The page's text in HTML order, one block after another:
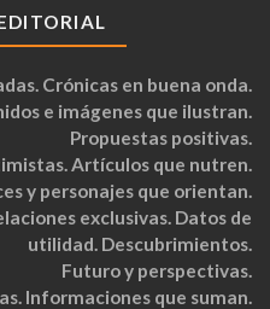
Crónicas en buena onda.
e imágenes que ilustran.
Propuestas positivas.
Artículos que nutren.
y personajes que orientan.
exclusivas. Datos de
utilidad. Descubrimientos.
Futuro y perspectivas.
Informaciones que suman.